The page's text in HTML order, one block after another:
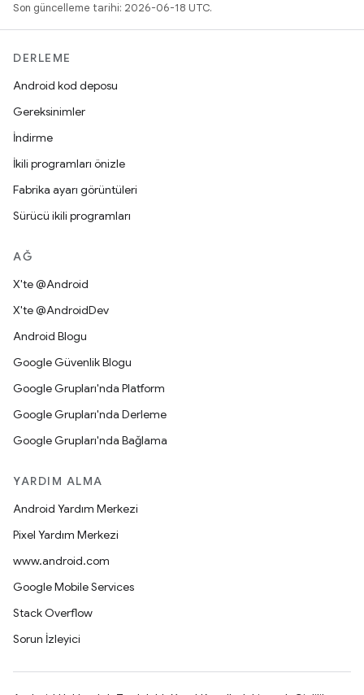
Son güncelleme tarihi: 2026-06-18 UTC.
DERLEME
Android kod deposu
Gereksinimler
İndirme
İkili programları önizle
Fabrika ayarı görüntüleri
Sürücü ikili programları
AĞ
X'te @Android
X'te @AndroidDev
Android Blogu
Google Güvenlik Blogu
Google Grupları'nda Platform
Google Grupları'nda Derleme
Google Grupları'nda Bağlama
YARDIM ALMA
Android Yardım Merkezi
Pixel Yardım Merkezi
www.android.com
Google Mobile Services
Stack Overflow
Sorun İzleyici